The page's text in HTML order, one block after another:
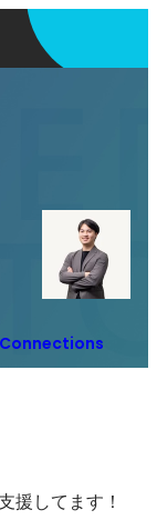
Connections
援してます！